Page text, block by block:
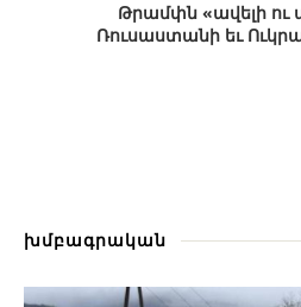
Թրամփն «ավելի ու
Ռուսաստանի եւ
խմբագրական